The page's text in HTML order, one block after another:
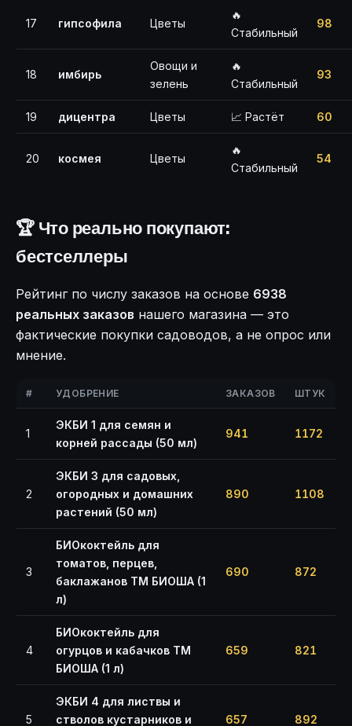
17 гипсофила Цветы
🔥
Стабильный
98
18 имбирь
Овощи и
зелень
🔥
Стабильный
93
19 дицентра Цветы 📈 Растёт 60
20 космея Цветы
🔥
Стабильный
54
🏆 Что реально покупают:
бестселлеры
Рейтинг по числу заказов на основе 6938
реальных заказов нашего магазина — это
фактические покупки садоводов, а не опрос или
мнение.
# УДОБРЕНИЕ ЗАКАЗОВ ШТУК
1
ЭКБИ 1 для семян и
корней рассады (50 мл)
941 1172
2
ЭКБИ 3 для садовых,
огородных и домашних
растений (50 мл)
890 1108
3
БИОкоктейль для
томатов, перцев,
баклажанов ТМ БИОША (1
л)
690 872
4
БИОкоктейль для
огурцов и кабачков ТМ
БИОША (1 л)
659 821
5
ЭКБИ 4 для листвы и
стволов кустарников и
657 892